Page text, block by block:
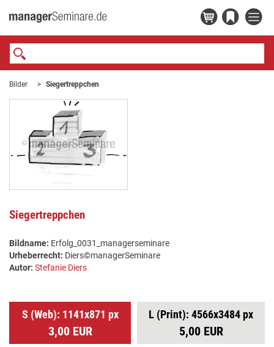
Bilder Siegertreppchen
Siegertreppchen
Bildname: Erfolg_0031_managerseminare
Urheberrecht: Diers©managerSeminare
Autor: Stefanie Diers
S (Web): 1141x871 px
3,00 EUR
L (Print): 4566x3484 px
5,00 EUR